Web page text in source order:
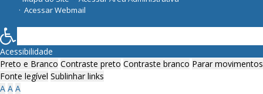
Acessar Webmail
Acessibilidade
Preto e Branco Contraste preto Contraste branco Parar movimentos
Fonte legível Sublinhar links
A A A